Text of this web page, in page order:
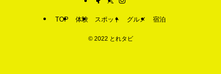
TOP 体験 スポット グルメ 宿泊
©2022 とれタビ